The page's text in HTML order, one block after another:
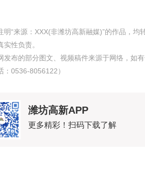
“来源：XXX(非潍坊高新融媒)”的作品，
实性负责。
布的部分图文、视频稿件来源于网络，如
：0536-8056122）
潍坊高新APP
更多精彩！扫码下载了解